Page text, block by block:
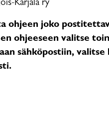
Karjala ry
ohjeen joko
ohjeeseen valitse
sähköpostiin, valitse